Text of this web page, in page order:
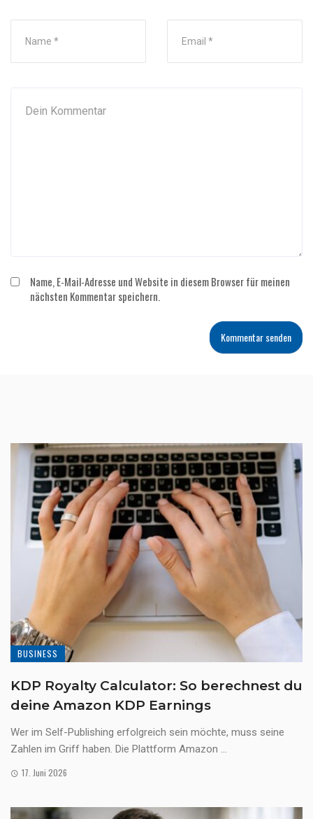
Name, E-Mail-Adresse und Website in diesem Browser für meinen
nächsten Kommentar speichern.
BUSINESS
KDP Royalty Calculator: So berechnest du
deine Amazon KDP Earnings
Wer im Self-Publishing erfolgreich sein möchte, muss seine
Zahlen im Griff haben. Die Plattform Amazon ...
17. Juni 2026